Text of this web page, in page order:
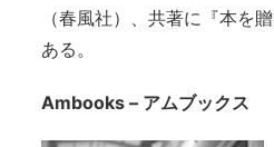
（春風社）、共著に『本を
ある。
Ambooks – アムブックス